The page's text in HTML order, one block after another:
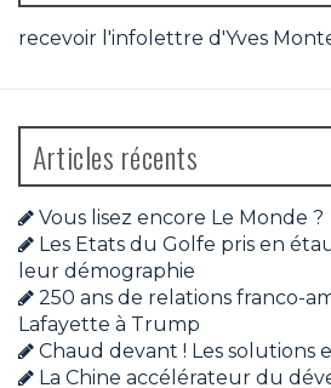
recevoir l'infolettre d'Yves
Articles récents
Vous lisez encore Le Monde ?
Les Etats du Golfe pris en
leur démographie
250 ans de relations franco-
Lafayette à Trump
Chaud devant ! Les solutions
La Chine accélérateur du